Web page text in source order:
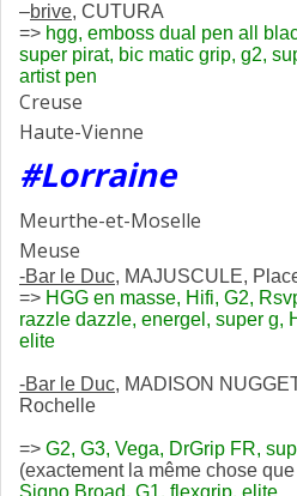
–brive, CUTURA
=> hgg, emboss dual pen all
super pirat, bic matic grip, g2,
artist pen
Creuse
Haute-Vienne
#Lorraine
Meurthe-et-Moselle
Meuse
-Bar le Duc, MAJUSCULE,
=> HGG en masse, Hifi, G2,
razzle dazzle, energel, super g,
elite
-Bar le Duc, MADISON
Rochelle
=> G2, G3, Vega, DrGrip FR,
(exactement la même chose
Signo Broad, G1, flexgrip, elite